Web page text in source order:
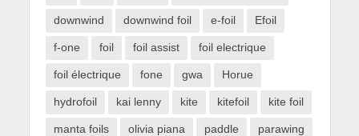
downwind downwind foil e-foil Efoil
f-one foil foil assist foil electrique
foil électrique fone gwa Horue
hydrofoil kai lenny kite kitefoil kite foil
manta foils olivia piana paddle parawing